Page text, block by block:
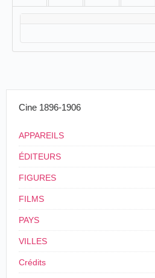
Cine 1896-1906
APPAREILS
ÉDITEURS
FIGURES
FILMS
PAYS
VILLES
Crédits